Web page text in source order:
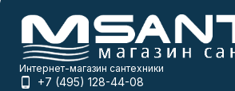
Интернет-магазин сантехники
+7 (495) 128-44-08